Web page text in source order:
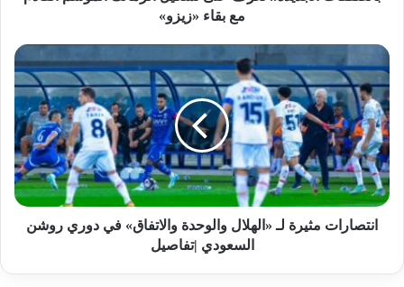
مع بقاء «زيزو»
انتصارات مثيرة لـ «الهلال والوحدة والاتفاق» في دوري روشن
السعودي |تفاصيل